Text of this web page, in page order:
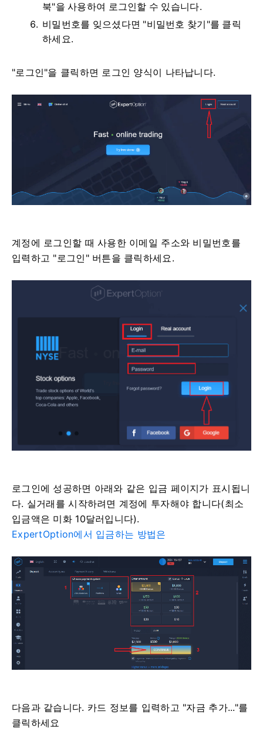
북"을 사용하여 로그인할 수 있습니다.
비밀번호를 잊으셨다면 "비밀번호 찾기"를 클릭
하세요.
"로그인"을 클릭하면 로그인 양식이 나타납니다.
계정에 로그인할 때 사용한 이메일 주소와 비밀번호를
입력하고 "로그인" 버튼을 클릭하세요.
로그인에 성공하면 아래와 같은 입금 페이지가 표시됩니
다. 실거래를 시작하려면 계정에 투자해야 합니다(최소
입금액은 미화 10달러입니다).
ExpertOption에서 입금하는 방법은
다음과 같습니다. 카드 정보를 입력하고 "자금 추가..."를
클릭하세요